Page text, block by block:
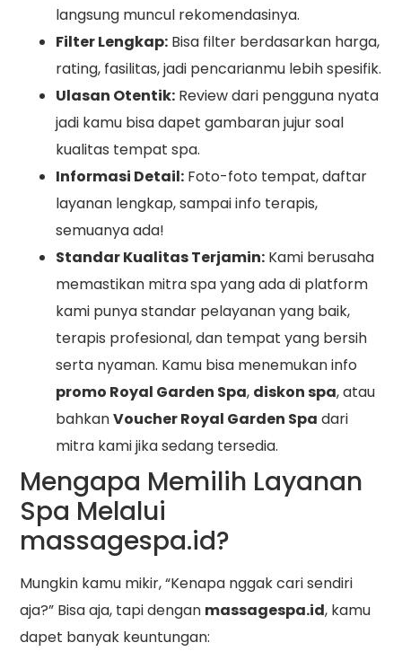
langsung muncul rekomendasinya.
Filter Lengkap: Bisa filter berdasarkan harga,
rating, fasilitas, jadi pencarianmu lebih spesifik.
Ulasan Otentik: Review dari pengguna nyata
jadi kamu bisa dapet gambaran jujur soal
kualitas tempat spa.
Informasi Detail: Foto-foto tempat, daftar
layanan lengkap, sampai info terapis,
semuanya ada!
Standar Kualitas Terjamin: Kami berusaha
memastikan mitra spa yang ada di platform
kami punya standar pelayanan yang baik,
terapis profesional, dan tempat yang bersih
serta nyaman. Kamu bisa menemukan info
promo Royal Garden Spa, diskon spa, atau
bahkanVoucher Royal Garden Spa dari
mitra kami jika sedang tersedia.
Mengapa Memilih Layanan
Spa Melalui
massagespa.id?
Mungkin kamu mikir, “Kenapa nggak cari sendiri
aja?” Bisa aja, tapi dengan massagespa.id, kamu
dapet banyak keuntungan: